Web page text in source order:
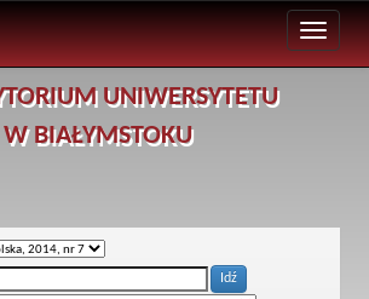
UNIWERSYTETU
W BIAŁYMSTOKU